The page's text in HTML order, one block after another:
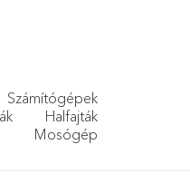
Számítógépek
Halfajták
Mosógép